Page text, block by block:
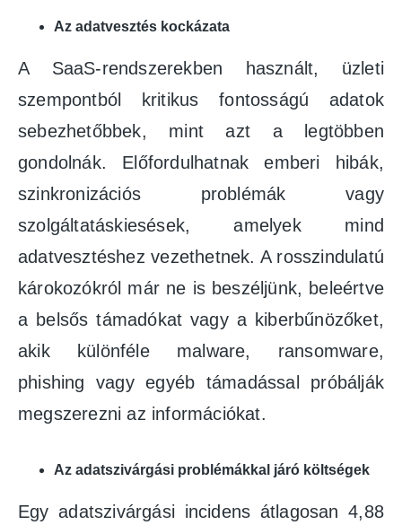
Az adatvesztés kockázata
A SaaS-rendszerekben használt, üzleti
szempontból kritikus fontosságú adatok
sebezhetőbbek, mint azt a legtöbben
gondolnák. Előfordulhatnak emberi hibák,
szinkronizációs problémák vagy
szolgáltatáskiesések, amelyek mind
adatvesztéshez vezethetnek. A rosszindulatú
károkozókról már ne is beszéljünk, beleértve
a belsős támadókat vagy a kiberbűnözőket,
akik különféle malware, ransomware,
phishing vagy egyéb támadással próbálják
megszerezni az információkat.
Az adatszivárgási problémákkal járó költségek
Egy adatszivárgási incidens átlagosan 4,88